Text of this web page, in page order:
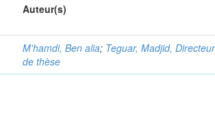
Auteur(s)
M'hamdi, Ben alia; Teguar, Madjid, Directeur
de thèse